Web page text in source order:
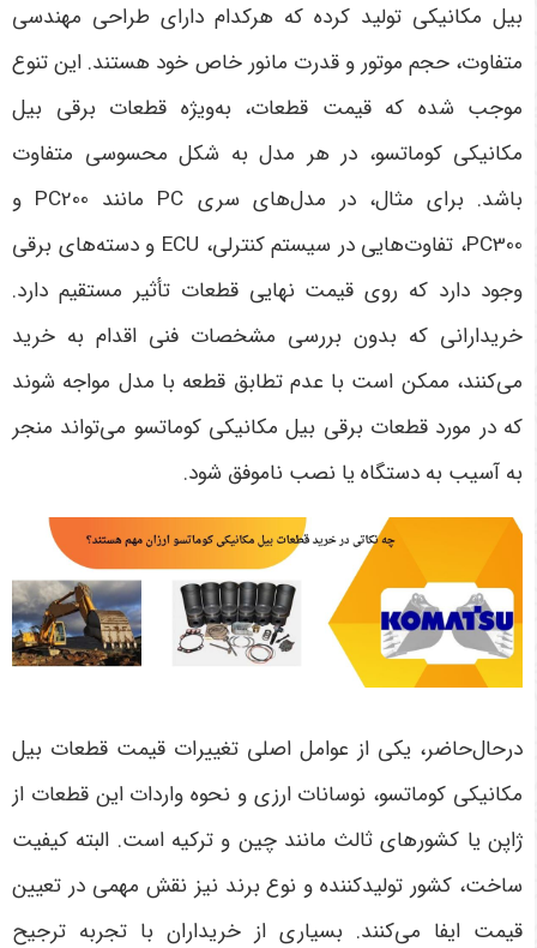
بیل مکانیکی تولید کرده که هرکدام دارای طراحی مهندسی
متفاوت، حجم موتور و قدرت مانور خاص خود هستند. این تنوع
موجب شده که قیمت قطعات، به‌ویژه قطعات برقی بیل
مکانیکی کوماتسو، در هر مدل به شکل محسوسی متفاوت
باشد. برای مثال، در مدل‌های سری مانند
و
PC300، تفاوت‌هایی در سیستم کنترلی، ECU و دسته‌های برقی
وجود دارد که روی قیمت نهایی قطعات تأثیر مستقیم دارد.
خریدارانی که بدون بررسی مشخصات فنی اقدام به خرید
می‌کنند، ممکن است با عدم تطابق قطعه با مدل مواجه شوند
که در مورد قطعات برقی بیل مکانیکی کوماتسو می‌تواند منجر
به آسیب به دستگاه یا نصب ناموفق شود.
درحال‌حاضر، یکی از عوامل اصلی تغییرات قیمت قطعات بیل
مکانیکی کوماتسو، نوسانات ارزی و نحوه واردات این قطعات از
ژاپن یا کشورهای ثالث مانند چین و ترکیه است. البته کیفیت
ساخت، کشور تولیدکننده و نوع برند نیز نقش مهمی در تعیین
قیمت ایفا می‌کنند. بسیاری از خریداران با تجربه ترجیح